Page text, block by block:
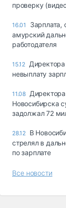
проверку
16.01
Зарплата,
амурский
работодателя
15.12
невыплату
11.08
Новосибирска
задолжал 72
28.12 В
стрелял в
по зарплате
Все новости